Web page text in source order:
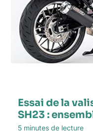
Essai de la
SH23 :
5 minutes de lecture